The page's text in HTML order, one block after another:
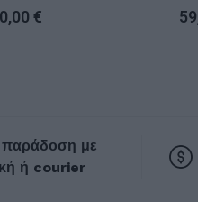
€
με
ή courier